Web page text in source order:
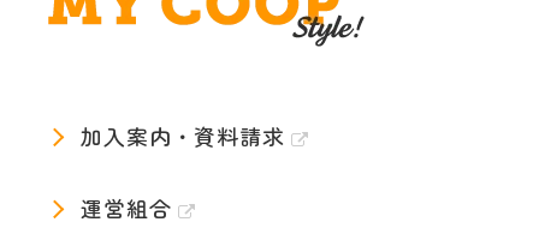
加入案内・資料請求
運営組合